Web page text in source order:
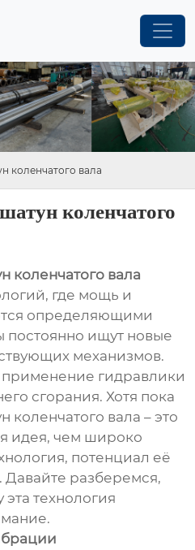
коленчатого вала
коленчатого
коленчатого вала
где мощь и
определяющими
ищут новые
механизмов.
применение гидравлики
сгорания. Хотя пока
коленчатого вала – это
идея, чем широко
потенциал её
разберемся,
эта технология